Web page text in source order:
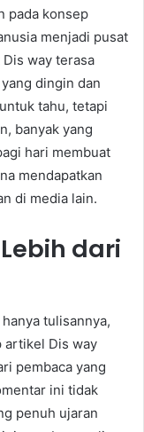
pada konsep
menjadi pusat
way terasa
dingin dan
tahu, tetapi
banyak yang
hari membuat
mendapatkan
di media lain.
dari
tulisannya,
artikel Dis way
pembaca yang
ini tidak
penuh ujaran